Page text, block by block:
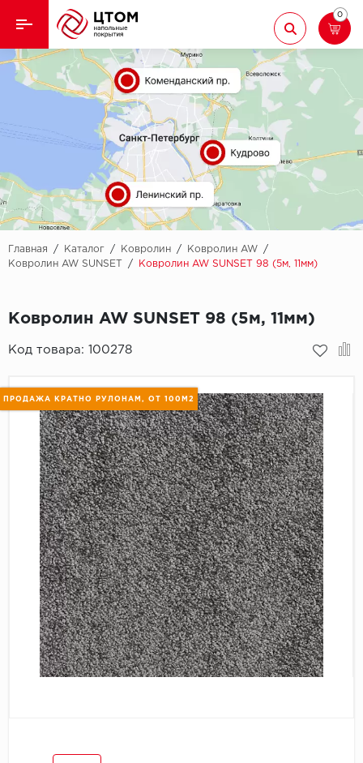
Назад
Кварцвиниловая плитка
Назад
Aberhof
Adelar
Alfa
AllureFloor
Alpine floor
Arbiton
Berry Alloc
Bohofloor
Bonkeel
Classen
CorkArt Vinyl
CronaFloor
Damy Floor
Decoria
Dolce Flooring
Ламинат
Ковролин
Линолеум
Паркет
Плинтус
Подложка
0
Главная / Каталог / Ковролин / Ковролин AW
/
Ковролин AW SUNSET
/ Ковролин AW SUNSET 98 (5м, 11мм)
Ковролин AW SUNSET 98 (5м, 11мм)
Код товара: 100278
ПРОДАЖА КРАТНО РУЛОНАМ, ОТ 100М2